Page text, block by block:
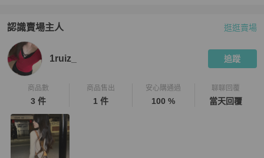
認識賣場主人
PopChill 拍拍圈嚴選賣家
逛逛賣場
1ruiz_ 追蹤
商品數
3 件
商品售出
1 件
安心購通過
100 %
聊聊回覆
當天回覆